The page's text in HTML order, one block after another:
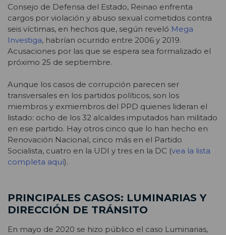
Consejo de Defensa del Estado, Reinao enfrenta
cargos por violación y abuso sexual cometidos contra
seis víctimas, en hechos que, según reveló Mega
Investiga, habrían ocurrido entre 2006 y 2019.
Acusaciones por las que se espera sea formalizado el
próximo 25 de septiembre.
Aunque los casos de corrupción parecen ser
transversales en los partidos políticos, son los
miembros y exmiembros del PPD quienes lideran el
listado: ocho de los 32 alcaldes imputados han militado
en ese partido. Hay otros cinco que lo han hecho en
Renovación Nacional, cinco más en el Partido
Socialista, cuatro en la UDI y tres en la DC (vea la lista
completa aquí).
PRINCIPALES CASOS: LUMINARIAS Y
DIRECCIÓN DE TRÁNSITO
En mayo de 2020 se hizo público el caso Luminarias,